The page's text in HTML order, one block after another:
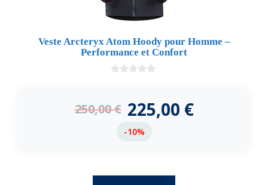
Veste Arcteryx Atom Hoody pour Homme –
Performance et Confort
5
250,00€ 225,00 €
-10%